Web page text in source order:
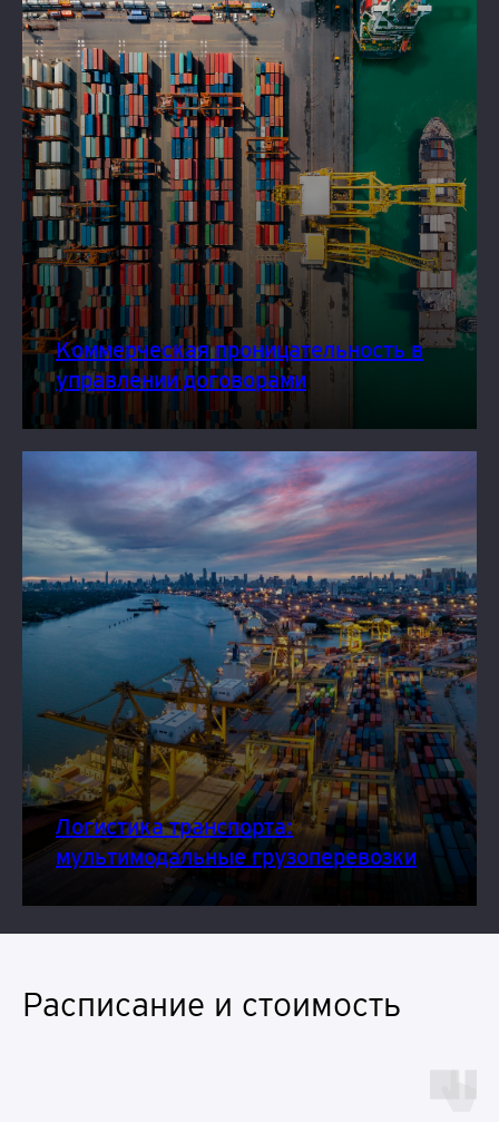
Коммерческая проницательность в
управлении договорами
Логистика транспорта:
мультимодальные грузоперевозки
Расписание и стоимость